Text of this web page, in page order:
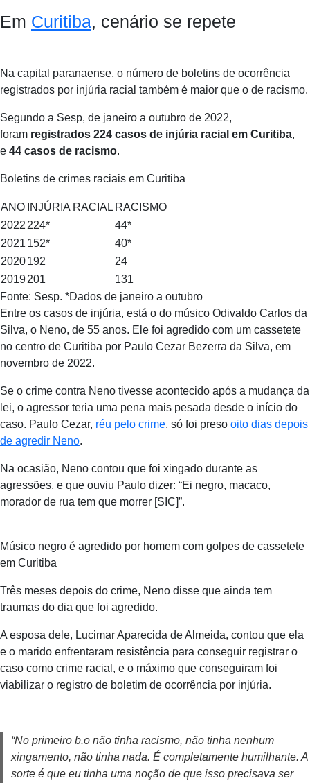
Em Curitiba, cenário se repete
Na capital paranaense, o número de boletins de ocorrência
registrados por injúria racial também é maior que o de racismo.
Segundo a Sesp, de janeiro a outubro de 2022,
foram registrados 224 casos de injúria racial em Curitiba,
e 44 casos de racismo.
Boletins de crimes raciais em Curitiba
ANO INJÚRIA RACIAL RACISMO
2022 224*
44*
2021 152*
40*
2020192
24
2019201
131
Fonte: Sesp. *Dados de janeiro a outubro
Entre os casos de injúria, está o do músico Odivaldo Carlos da
Silva, o Neno, de 55 anos. Ele foi agredido com um cassetete
no centro de Curitiba por Paulo Cezar Bezerra da Silva, em
novembro de 2022.
Se o crime contra Neno tivesse acontecido após a mudança da
lei, o agressor teria uma pena mais pesada desde o início do
caso. Paulo Cezar, réu pelo crime, só foi preso oito dias depois
de agredir Neno.
Na ocasião, Neno contou que foi xingado durante as
agressões, e que ouviu Paulo dizer: “Ei negro, macaco,
morador de rua tem que morrer [SIC]”.
Músico negro é agredido por homem com golpes de cassetete
em Curitiba
Três meses depois do crime, Neno disse que ainda tem
traumas do dia que foi agredido.
A esposa dele, Lucimar Aparecida de Almeida, contou que ela
e o marido enfrentaram resistência para conseguir registrar o
caso como crime racial, e o máximo que conseguiram foi
viabilizar o registro de boletim de ocorrência por injúria.
“No primeiro b.o não tinha racismo, não tinha nenhum
xingamento, não tinha nada. É completamente humilhante. A
sorte é que eu tinha uma noção de que isso precisava ser